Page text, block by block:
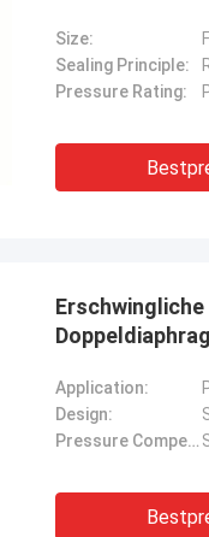
Size:
Sealing Principle:
Pressure Rating:
Application:
Design:
Pressure Compensation: